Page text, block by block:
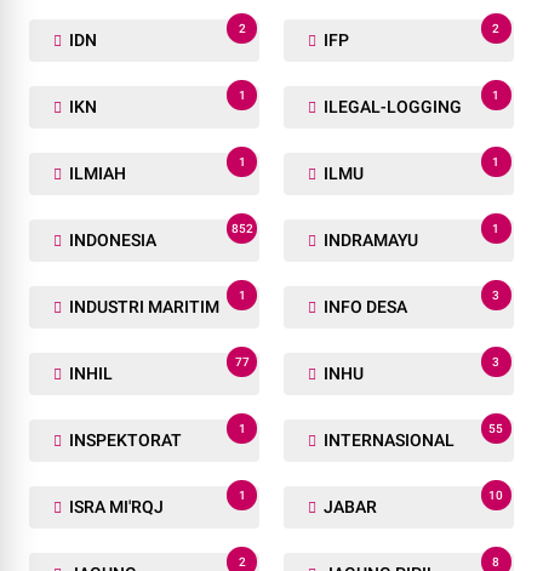
IDN
2
IFP
2
IKN
1
ILEGAL-LOGGING
1
ILMIAH
1
ILMU
1
INDONESIA
852
INDRAMAYU
1
INDUSTRI MARITIM
1
INFO DESA
3
INHIL
77
INHU
3
INSPEKTORAT
1
INTERNASIONAL
55
ISRA MI'RQJ
1
JABAR
10
2 8